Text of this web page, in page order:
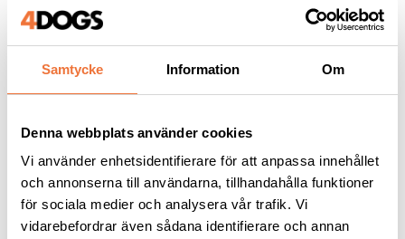
Samtycke Information Om
Denna webbplats använder cookies
Vi använder enhetsidentifierare för att anpassa innehållet
och annonserna till användarna, tillhandahålla funktioner
för sociala medier och analysera vår trafik. Vi
vidarebefordrar även sådana identifierare och annan
1 399 kr
Andra köpte även